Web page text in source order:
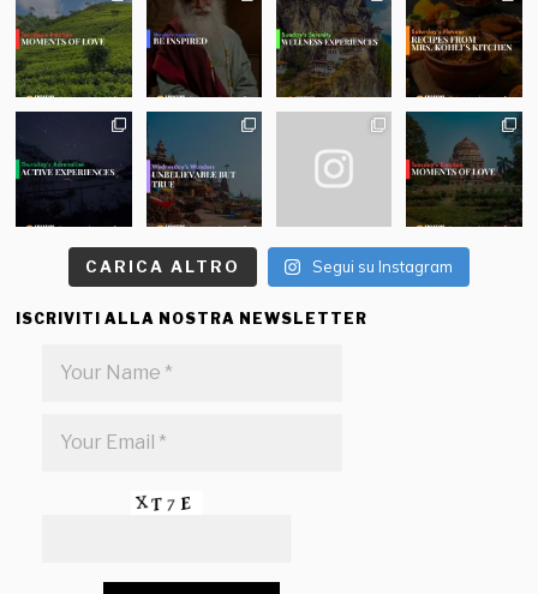
CARICA ALTRO Segui su Instagram
ISCRIVITI ALLA NOSTRA NEWSLETTER